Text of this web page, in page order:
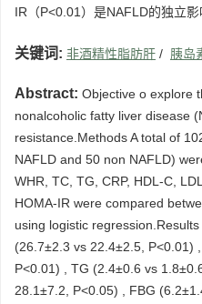
IR（P<0.01）是NAFLD的独立
关键词: 非酒精性脂肪肝 / 胰岛
Abstract: Objective o explore
nonalcoholic fatty liver disease
resistance.Methods A total of
NAFLD and 50 non NAFLD)
WHR, TC, TG, CRP, HDL-C,
HOMA-IR were compared
using logistic
(26.7±2.3 vs 22.4±2.5, P<0.01)
P<0.01) , TG (2.4±0.6 vs
28.1±7.2, P<0.05) , FBG